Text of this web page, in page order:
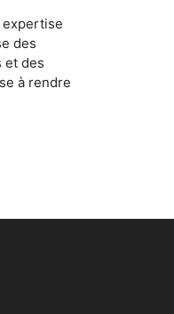
expertise
des
et des
à rendre